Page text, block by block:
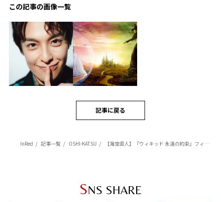
この記事の画像一覧
記事に戻る
InRed 記事一覧 OSHI-KATSU 【海宝直人】『ウィキッド 永遠の約束』フィエロ役の熱演で話題！「吹替版も、とても丁寧に愛を持って作られています」
SNS SHARE